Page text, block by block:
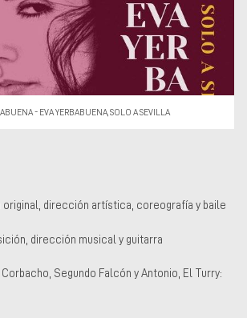
- EVA YERBABUENA, SOLO A SEVILLA
original, dirección artística, coreografía y baile
dirección musical y guitarra
Segundo Falcón y Antonio, El Turry: